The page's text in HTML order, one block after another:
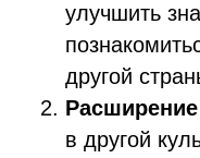
улучшить
другой
Расширение
в другой